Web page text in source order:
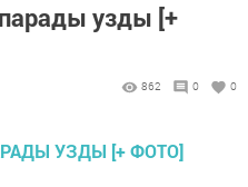
узды [+
862 0 0